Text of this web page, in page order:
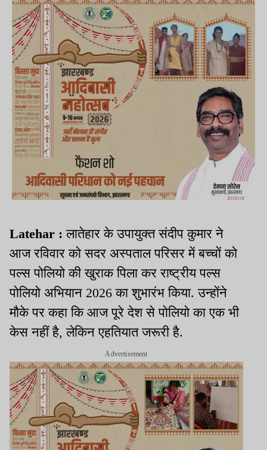
Latehar : लातेहार के उपायुक्त संदीप कुमार ने
आज रविवार को सदर अस्पताल परिसर में बच्चों को
पल्स पोलियो की खुराक पिला कर राष्ट्रीय पल्स
पोलियो अभियान 2026 का शुभारंभ किया. उन्होंने
मौके पर कहा कि आज पूरे देश से पोलियो का एक भी
केस नहीं है, लेकिन एहतियात जरूरी है.
Advertisement